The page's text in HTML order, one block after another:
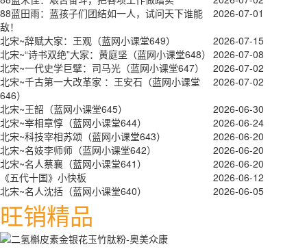
2026-07-01
88蓝田雨：蓝孩子们团结如一人，试问天下谁能
敌！
2026-07-15
北宋~辞赋大家：王观（蓝网小课堂649）
2026-07-08
北宋~“诗书双绝”大家：黄庭坚（蓝网小课堂648）
2026-07-02
北宋~一代史学巨擘：司马光（蓝网小课堂647）
2026-07-02
北宋~千古第一大改革家 ：王安石（蓝网小课堂
646）
2026-06-30
北宋~王韶（蓝网小课堂645）
2026-06-24
北宋~宰相章惇（蓝网小课堂644）
2026-06-20
北宋~科技宰相苏颂（蓝网小课堂643）
2026-06-20
北宋~名妓李师师（蓝网小课堂642）
2026-06-20
北宋~名人蔡襄（蓝网小课堂641）
2026-06-12
《五代十国》小快板
2026-06-05
北宋~名人沈括（蓝网小课堂640）
旺销精品